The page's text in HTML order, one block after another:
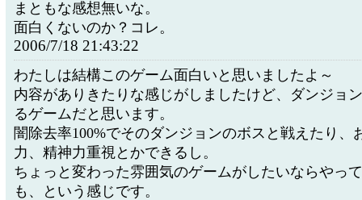
まともな感想無いな。
面白くないのか？コレ。
2006/7/18 21:43:22
わたしは結構このゲーム面白いと思いましたよ～
内容がありきたりな感じがしましたけど、ダンジョ
るゲームだと思います。
闇除去率100%でそのダンジョンのボスと戦えたり、
力、精神力重視とかできるし。
ちょっと変わった雰囲気のゲームがしたいならやっ
も、という感じです。